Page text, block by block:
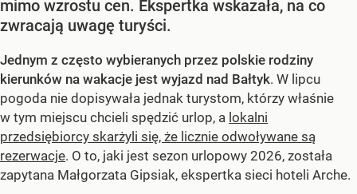
mimo wzrostu cen. Ekspertka wskazała, na co
zwracają uwagę turyści.
Jednym z często wybieranych przez polskie rodziny
kierunków na wakacje jest wyjazd nad Bałtyk. W lipcu
pogoda nie dopisywała jednak turystom, którzy właśnie
w tym miejscu chcieli spędzić urlop, a lokalni
przedsiębiorcy skarżyli się, że licznie odwoływane są
rezerwacje. O to, jaki jest sezon urlopowy 2026, została
zapytana Małgorzata Gipsiak, ekspertka sieci hoteli Arche.